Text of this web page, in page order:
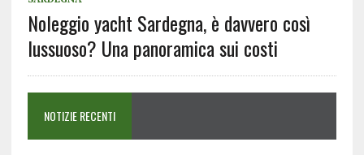
Noleggio yacht Sardegna, è davvero così
lussuoso? Una panoramica sui costi
NOTIZIE RECENTI